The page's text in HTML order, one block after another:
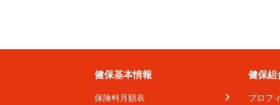
健保基本情報
保険料月額表
健保組
プロフ